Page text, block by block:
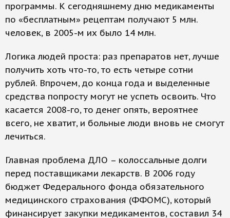
программы. К сегодняшнему дню медикаменты
по «бесплатным» рецептам получают 5 млн.
человек, в 2005-м их было 14 млн.
Логика людей проста: раз препаратов нет, лучше
получить хоть что-то, то есть четыре сотни
рублей. Впрочем, до конца года и выделенные
средства попросту могут не успеть освоить. Что
касается 2008-го, то денег опять, вероятнее
всего, не хватит, и больные люди вновь не смогут
лечиться.
Главная проблема ДЛО – колоссальные долги
перед поставщиками лекарств. В 2006 году
бюджет Федерального фонда обязательного
медицинского страхования (ФФОМС), который
финансирует закупки медикаментов, составил 34